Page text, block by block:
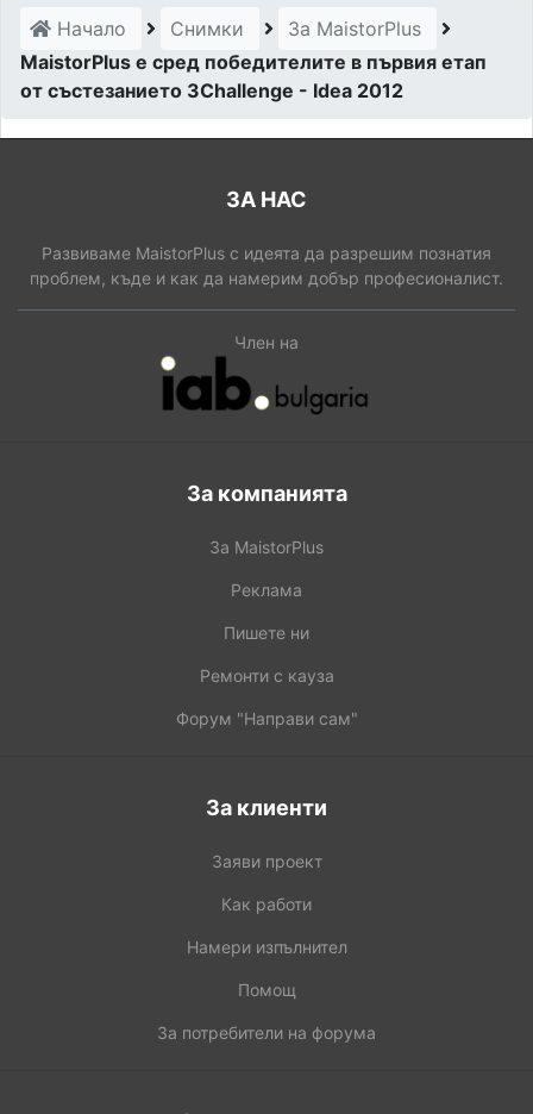
Начало Снимки
За MaistorPlus
MaistorPlus е сред победителите в първия етап
от състезанието 3Challenge - Idea 2012
ЗА НАС
Развиваме MaistorPlus с идеята да разрешим познатия
проблем, къде и как да намерим добър професионалист.
Член на
За компанията
За MaistorPlus
Реклама
Пишете ни
Ремонти с кауза
Форум "Направи сам"
За клиенти
Заяви проект
Как работи
Намери изпълнител
Помощ
За потребители на форума